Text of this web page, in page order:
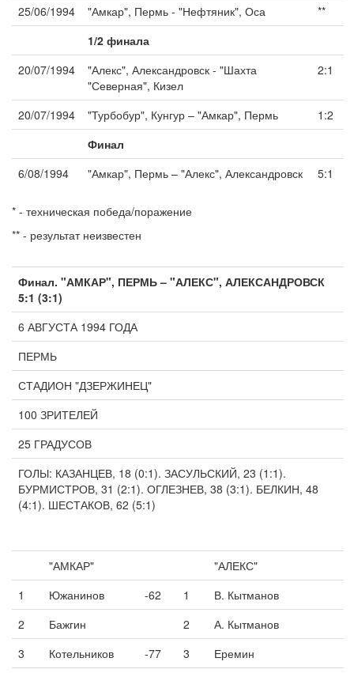
25/06/1994
"Амкар", Пермь - "Нефтяник", Оса
**
1/2 финала
20/07/1994
"Алекс", Александровск - "Шахта
"Северная", Кизел
2:1
20/07/1994 "Турбобур", Кунгур – "Амкар", Пермь
1:2
Финал
6/08/1994
"Амкар", Пермь – "Алекс", Александровск 5:1
* - техническая победа/поражение
** - результат неизвестен
Финал. "АМКАР", ПЕРМЬ – "АЛЕКС", АЛЕКСАНДРОВСК
5:1 (3:1)
6 АВГУСТА 1994 ГОДА
ПЕРМЬ
СТАДИОН "ДЗЕРЖИНЕЦ"
100 ЗРИТЕЛЕЙ
25 ГРАДУСОВ
ГОЛЫ: КАЗАНЦЕВ, 18 (0:1). ЗАСУЛЬСКИЙ, 23 (1:1).
БУРМИСТРОВ, 31 (2:1). ОГЛЕЗНЕВ, 38 (3:1). БЕЛКИН, 48
(4:1). ШЕСТАКОВ, 62 (5:1)
"АМКАР"
"АЛЕКС"
1
Южанинов -62 1
В. Кытманов
2
Бажгин 2
А. Кытманов
3
Котельников -77 3
Еремин